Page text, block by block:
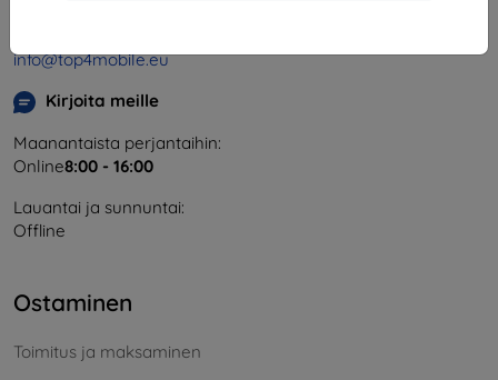
info@top4mobile.eu
Kirjoita meille
Maanantaista perjantaihin:
Online8:00 - 16:00
Lauantai ja sunnuntai:
Offline
Ostaminen
Toimitus ja maksaminen